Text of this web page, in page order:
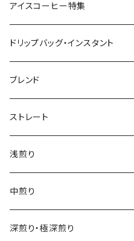
アイスコーヒー特集
ドリップバッグ・インスタント
インデアントミー ドリップバッグ
ブレンド
ストレート
浅煎り
中煎り
深煎り・極深煎り